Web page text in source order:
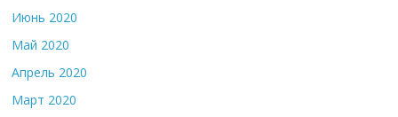
Июнь 2020
Май 2020
Апрель 2020
Март 2020